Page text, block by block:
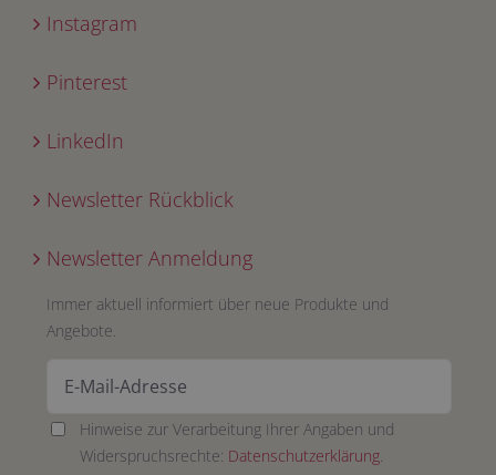
Instagram
Pinterest
LinkedIn
Newsletter Rückblick
Newsletter Anmeldung
Immer aktuell informiert über neue Produkte und
Angebote.
Hinweise zur Verarbeitung Ihrer Angaben und
Widerspruchsrechte: Datenschutzerklärung.